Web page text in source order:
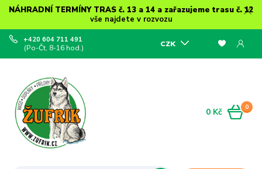
NÁHRADNÍ TERMÍNY TRAS č. 13 a 14 a zařazujeme trasu č. 12
vše najdete v rozvozu
CZK
+420 604 711 491
(Po-Čt, 8-16 hod.)
0
0 Kč